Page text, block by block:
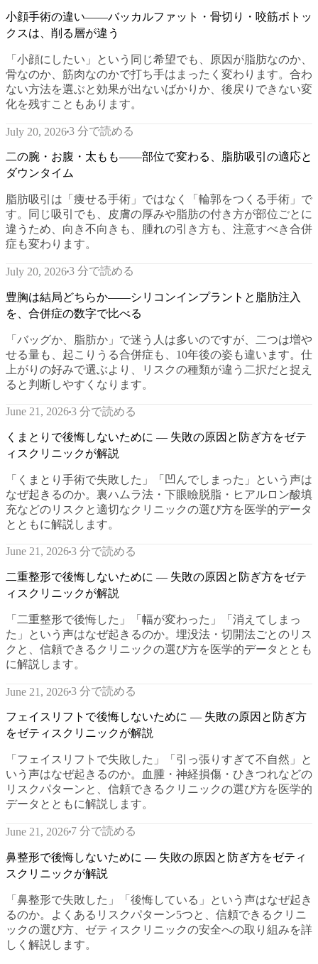
小顔手術の違い——バッカルファット・骨切り・咬筋ボトッ
クスは、削る層が違う
「小顔にしたい」という同じ希望でも、原因が脂肪なのか、
骨なのか、筋肉なのかで打ち手はまったく変わります。合わ
ない方法を選ぶと効果が出ないばかりか、後戻りできない変
化を残すこともあります。
July 20, 20263 分で読める
二の腕・お腹・太もも——部位で変わる、脂肪吸引の適応と
ダウンタイム
脂肪吸引は「痩せる手術」ではなく「輪郭をつくる手術」で
す。同じ吸引でも、皮膚の厚みや脂肪の付き方が部位ごとに
違うため、向き不向きも、腫れの引き方も、注意すべき合併
症も変わります。
July 20, 20263 分で読める
豊胸は結局どちらか——シリコンインプラントと脂肪注入
を、合併症の数字で比べる
「バッグか、脂肪か」で迷う人は多いのですが、二つは増や
せる量も、起こりうる合併症も、10年後の姿も違います。仕
上がりの好みで選ぶより、リスクの種類が違う二択だと捉え
ると判断しやすくなります。
June 21, 20263 分で読める
くまとりで後悔しないために — 失敗の原因と防ぎ方をゼテ
ィスクリニックが解説
「くまとり手術で失敗した」「凹んでしまった」という声は
なぜ起きるのか。裏ハムラ法・下眼瞼脱脂・ヒアルロン酸填
充などのリスクと適切なクリニックの選び方を医学的データ
とともに解説します。
June 21, 20263 分で読める
二重整形で後悔しないために — 失敗の原因と防ぎ方をゼテ
ィスクリニックが解説
「二重整形で後悔した」「幅が変わった」「消えてしまっ
た」という声はなぜ起きるのか。埋没法・切開法ごとのリス
クと、信頼できるクリニックの選び方を医学的データととも
に解説します。
June 21, 20263 分で読める
フェイスリフトで後悔しないために — 失敗の原因と防ぎ方
をゼティスクリニックが解説
「フェイスリフトで失敗した」「引っ張りすぎて不自然」と
いう声はなぜ起きるのか。血腫・神経損傷・ひきつれなどの
リスクパターンと、信頼できるクリニックの選び方を医学的
データとともに解説します。
June 21, 2026 7 分で読める
鼻整形で後悔しないために — 失敗の原因と防ぎ方をゼティ
スクリニックが解説
「鼻整形で失敗した」「後悔している」という声はなぜ起き
るのか。よくあるリスクパターン5つと、信頼できるクリニ
ックの選び方、ゼティスクリニックの安全への取り組みを詳
しく解説します。